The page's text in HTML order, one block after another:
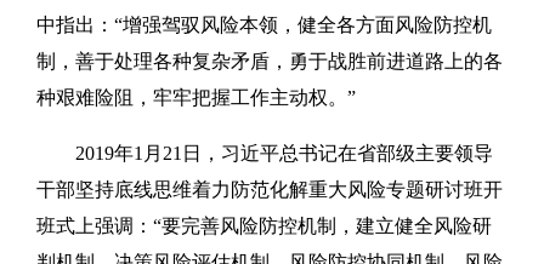
中指出：“增强驾驭风险本领，健全各方面风险防控机
制，善于处理各种复杂矛盾，勇于战胜前进道路上的各
种艰难险阻，牢牢把握工作主动权。”
2019年1月21日，习近平总书记在省部级主要领导
干部坚持底线思维着力防范化解重大风险专题研讨班开
班式上强调：“要完善风险防控机制，建立健全风险研